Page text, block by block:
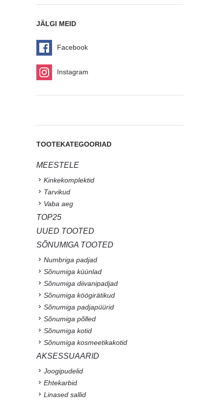
JÄLGI MEID
Facebook
Instagram
TOOTEKATEGOORIAD
MEESTELE
Kinkekomplektid
Tarvikud
Vaba aeg
TOP25
UUED TOOTED
SÕNUMIGA TOOTED
Numbriga padjad
Sõnumiga küünlad
Sõnumiga diivanipadjad
Sõnumiga köögirätikud
Sõnumiga padjapüürid
Sõnumiga põlled
Sõnumiga kotid
Sõnumiga kosmeetikakotid
AKSESSUAARID
Joogipudelid
Ehtekarbid
Linased sallid